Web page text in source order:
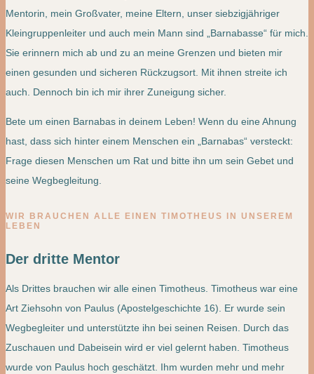
Mentorin, mein Großvater, meine Eltern, unser siebzigjähriger
Kleingruppenleiter und auch mein Mann sind „Barnabasse“ für mich.
Sie erinnern mich ab und zu an meine Grenzen und bieten mir
einen gesunden und sicheren Rückzugsort. Mit ihnen streite ich
auch. Dennoch bin ich mir ihrer Zuneigung sicher.
Bete um einen Barnabas in deinem Leben! Wenn du eine Ahnung
hast, dass sich hinter einem Menschen ein „Barnabas“ versteckt:
Frage diesen Menschen um Rat und bitte ihn um sein Gebet und
seine Wegbegleitung.
WIR BRAUCHEN ALLE EINEN TIMOTHEUS IN UNSEREM
LEBEN
Der dritte Mentor
Als Drittes brauchen wir alle einen Timotheus. Timotheus war eine
Art Ziehsohn von Paulus (Apostelgeschichte 16). Er wurde sein
Wegbegleiter und unterstützte ihn bei seinen Reisen. Durch das
Zuschauen und Dabeisein wird er viel gelernt haben. Timotheus
wurde von Paulus hoch geschätzt. Ihm wurden mehr und mehr